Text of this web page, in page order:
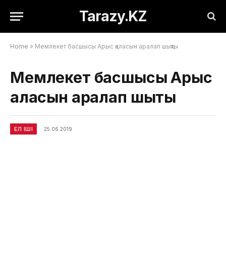
Tarazy.KZ
Home » Мемлекет басшысы Арыс қаласын аралап шықты
Мемлекет басшысы Арыс
қаласын аралап шықты
ЕЛ ІШІ 25.06.2019